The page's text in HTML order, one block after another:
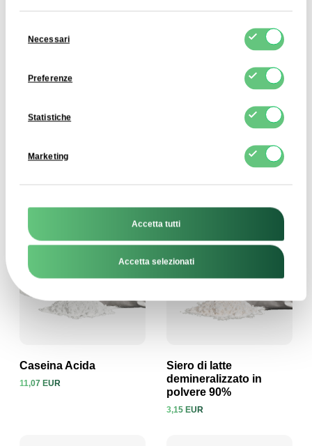
delNecessari
Preferenze
Statistiche
Marketing
Accetta tutti
Accetta selezionati
Visualizza prodotto
Caseina Acida
11,07 EUR
Siero di latte
demineralizzato in
polvere 90%
3,15 EUR